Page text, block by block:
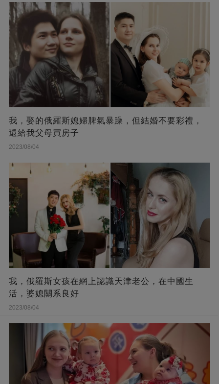
我，娶的俄羅斯媳婦脾氣暴躁，但結婚不要彩禮，
還給我父母買房子
2023/08/04
我，俄羅斯女孩在網上認識天津老公，在中國生
活，婆媳關系良好
2023/08/04